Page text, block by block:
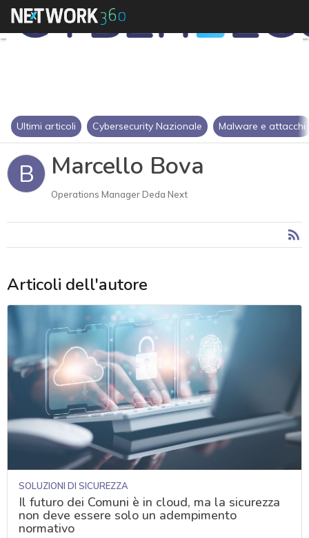
Ultimi articoli Cybersecurity Nazionale Malware e attacchi
B Marcello Bova
Operations Manager Deda Next
Articoli dell'autore
SOLUZIONI DI SICUREZZA
Il futuro dei Comuni è in cloud, ma la sicurezza
non deve essere solo un adempimento
normativo